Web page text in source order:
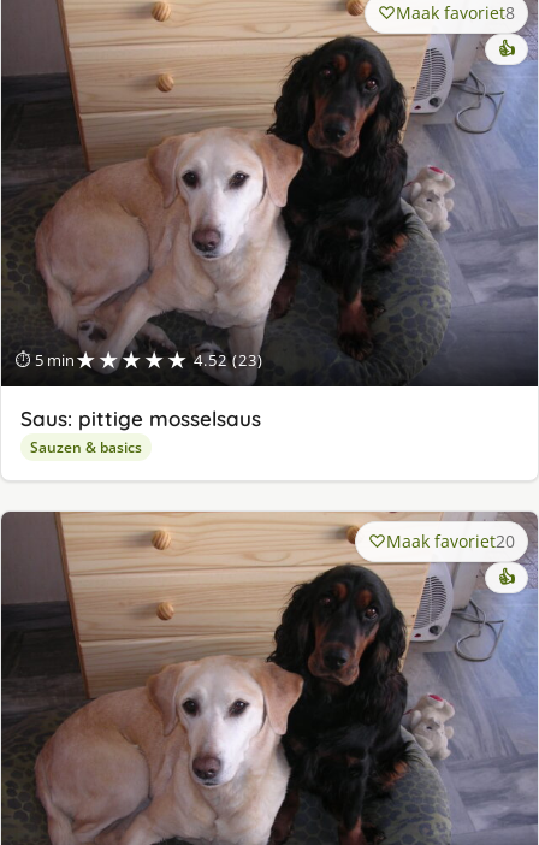
⏱ 5 min★★★★★ 4.52 (23)
Maak favoriet8
👍
Saus: pittige mosselsaus
Sauzen & basics
Maak favoriet20
👍